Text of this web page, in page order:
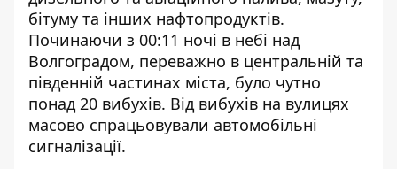
бітуму та інших нафтопродуктів.
Починаючи з 00:11 ночі в небі над
Волгоградом, переважно в центральній та
південній частинах міста, було чутно
понад 20 вибухів. Від вибухів на вулицях
масово спрацьовували автомобільні
сигналізації.